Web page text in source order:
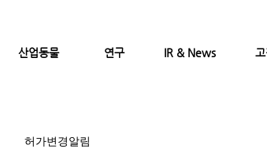
산업동물 연구 IR & News
허가변경알림